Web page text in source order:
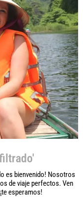
es bienvenido! Nosotros
de viaje perfectos. Ven
esperamos!